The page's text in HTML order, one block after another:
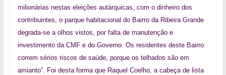
milionárias nestas eleições autárquicas, com o dinheiro dos
contribuintes, o parque habitacional do Bairro da Ribeira Grande
degrada-se a olhos vistos, por falta de manutenção e
investimento da CMF e do Governo. Os residentes deste Bairro
correm sérios riscos de saúde, porque os telhados são em
amianto”. Foi desta forma que Raquel Coelho, a cabeça de lista